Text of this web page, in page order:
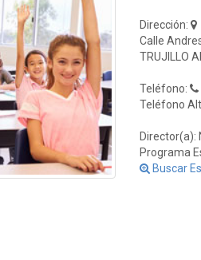
Dirección:
Calle
TRUJILLO
Teléfono:
Teléfono
Director(a):
Programa
Buscar